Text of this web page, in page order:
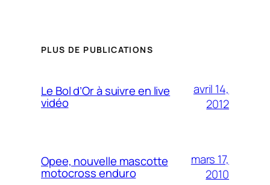
PLUS DE PUBLICATIONS
Le Bol d’Or à suivre en live
vidéo
avril 14,
2012
Opee, nouvelle mascotte
motocross enduro
mars 17,
2010